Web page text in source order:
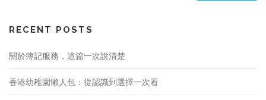
RECENT POSTS
關於簿記服務，這篇一次說清楚
香港幼稚園懶人包：從認識到選擇一次看